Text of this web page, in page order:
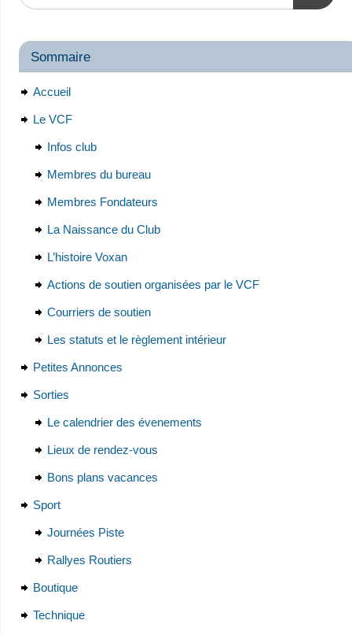
Sommaire
Accueil
Le VCF
Infos club
Membres du bureau
Membres Fondateurs
La Naissance du Club
L’histoire Voxan
Actions de soutien organisées par le VCF
Courriers de soutien
Les statuts et le règlement intérieur
Petites Annonces
Sorties
Le calendrier des évenements
Lieux de rendez-vous
Bons plans vacances
Sport
Journées Piste
Rallyes Routiers
Boutique
Technique